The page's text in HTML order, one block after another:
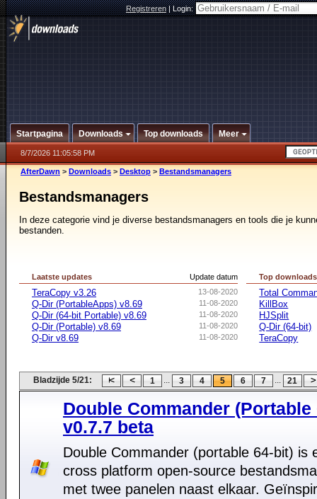
Registreren|Login:
Startpagina Downloads Top downloads Meer
8/7/2026 11:05:58 PM
AfterDawn > Downloads > Desktop > Bestandsmanagers
Bestandsmanagers
In deze categorie vind je diverse bestandsmanagers en tools die je
bestanden.
Update datum
Laatste updates
13-08-2020
TeraCopy v3.26
11-08-2020
Q-Dir (PortableApps) v8.69
11-08-2020
Q-Dir (64-bit Portable) v8.69
11-08-2020
Q-Dir (Portable) v8.69
11-08-2020
Q-Dir v8.69
Top downloads
Total
KillBox
HJSplit
Q-Dir (64-bit)
TeraCopy
Bladzijde 5/21: 1 ... 3 4 5 6 7 ... 21
Double Commander (Portable
v0.7.7 beta
Double Commander (portable 64-bit) is
cross platform open-source
met twee panelen naast elkaar.